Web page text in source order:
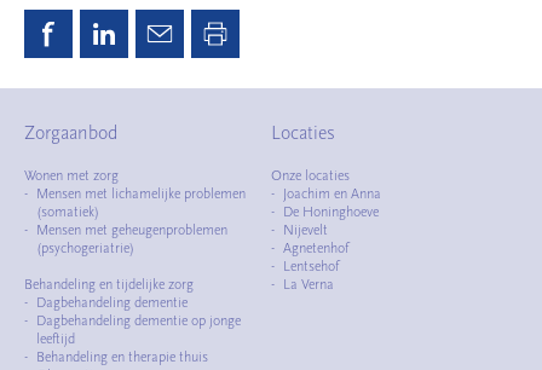
Zorgaanbod
Wonen met zorg
Mensen met lichamelijke problemen
(somatiek)
Mensen met geheugenproblemen
(psychogeriatrie)
Behandeling en tijdelijke zorg
Dagbehandeling dementie
Dagbehandeling dementie op jonge
leeftijd
Behandeling en therapie thuis
Locaties
Onze locaties
Joachim en Anna
De Honinghoeve
Nijevelt
Agnetenhof
Lentsehof
La Verna